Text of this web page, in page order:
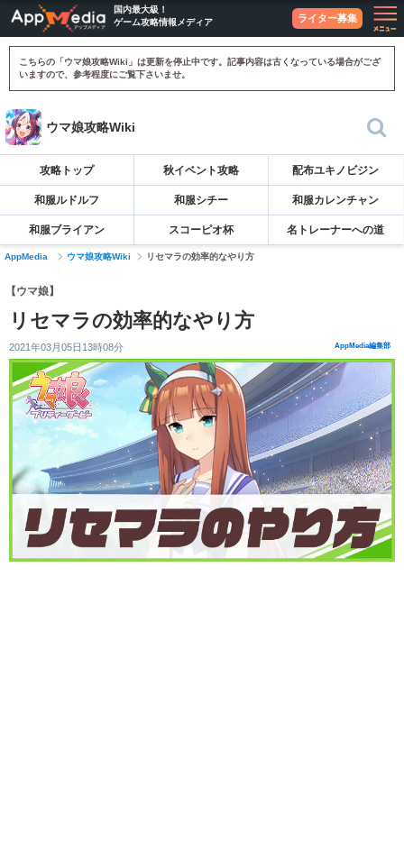
国内最大級！
ゲーム攻略情報メディア
ライター募集
こちらの「ウマ娘攻略Wiki」は更新を停止中です。記事内容は古くなっている場合がござ
いますので、参考程度にご覧下さいませ。
ウマ娘攻略Wiki
攻略トップ 秋イベント攻略 配布ユキノビジン
和服ルドルフ 和服シチー 和服カレンチャン
和服ブライアン スコーピオ杯 名トレーナーへの道
AppMedia ウマ娘攻略Wiki リセマラの効率的なやり方
【ウマ娘】
リセマラの効率的なやり方
2021年03月05日13時08分 AppMedia編集部